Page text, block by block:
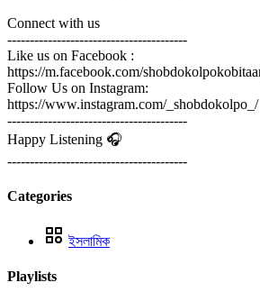
Connect with us
----------------------------------------
Like us on Facebook :
https://m.facebook.com/
Follow Us on Instagram:
https://www.instagram.com/_shobdokolpo_/
----------------------------------------
Happy Listening 🎧
----------------------------------------
Categories
ইসলামিক
Playlists